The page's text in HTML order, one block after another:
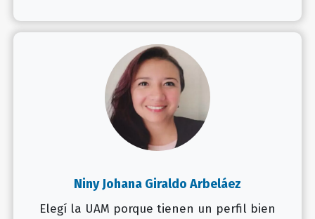
Niny Johana Giraldo Arbeláez
Elegí la UAM porque tienen un perfil bien